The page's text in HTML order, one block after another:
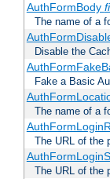
AuthFormBody
The name of a
Disable the
Fake a Basic
The name of a
The URL of the
The URL of the